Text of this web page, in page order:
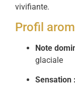
vivifiante.
Profil
Note
glaciale
Sensation :